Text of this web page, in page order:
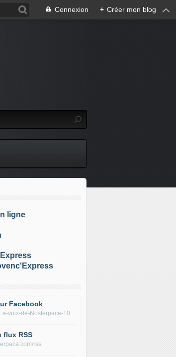
Connexion + Créer mon blog
ligne
Facebook
//facebook.com/La-voix-de-Nosterpaca-106434384284735
flux RSS
rss